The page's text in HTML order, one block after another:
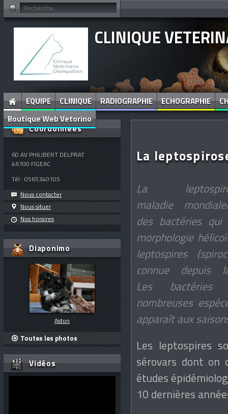
CLINIQUE
EQUIPE CLINIQUE RADIOGRAPHIE ECHOGRAPHIE
Boutique Web Vetorino
Coordonnées
60 AV PHILIBERT DELPRAT
46100 FIGEAC
Tél : 0565340105
Nous contacter
Nous situer
Nos horaires
Diaponimo
Aston
Toutes les photos
Vidéos
La
La
maladie
des bactéries
morphologie
leptospires
connue
Les bactéries
nombreuses
apparaît aux
Les leptospires
sérovars dont on
études
10 dernières